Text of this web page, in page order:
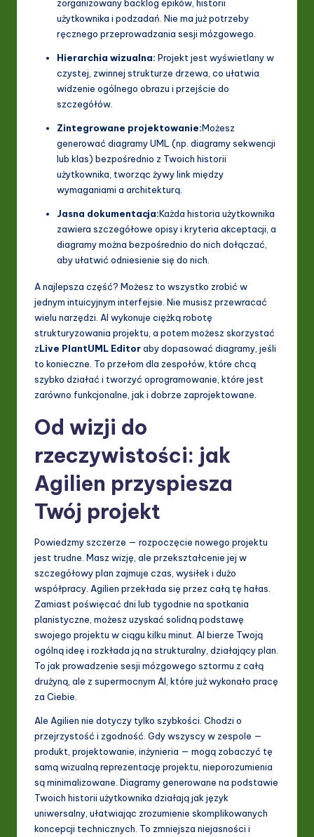
zorganizowany backlog epików, historii
użytkownika i podzadań. Nie ma już potrzeby
ręcznego przeprowadzania sesji mózgowego.
Hierarchia wizualna: Projekt jest wyświetlany w
czystej, zwinnej strukturze drzewa, co ułatwia
widzenie ogólnego obrazu i przejście do
szczegółów.
Zintegrowane projektowanie:Możesz
generować diagramy UML (np. diagramy sekwencji
lub klas) bezpośrednio z Twoich historii
użytkownika, tworząc żywy link między
wymaganiami a architekturą.
Jasna dokumentacja:Każda historia użytkownika
zawiera szczegółowe opisy i kryteria akceptacji, a
diagramy można bezpośrednio do nich dołączać,
aby ułatwić odniesienie się do nich.
A najlepsza część? Możesz to wszystko zrobić w
jednym intuicyjnym interfejsie. Nie musisz przewracać
wielu narzędzi. AI wykonuje ciężką robotę
strukturyzowania projektu, a potem możesz skorzystać
zLive PlantUML Editoraby dopasować diagramy, jeśli
to konieczne. To przełom dla zespołów, które chcą
szybko działać i tworzyć oprogramowanie, które jest
zarówno funkcjonalne, jak i dobrze zaprojektowane.
Od wizji do
rzeczywistości: jak
Agilien przyspiesza
Twój projekt
Powiedzmy szczerze — rozpoczęcie nowego projektu
jest trudne. Masz wizję, ale przekształcenie jej w
szczegółowy plan zajmuje czas, wysiłek i dużo
współpracy. Agilien przekłada się przez całą tę hałas.
Zamiast poświęcać dni lub tygodnie na spotkania
planistyczne, możesz uzyskać solidną podstawę
swojego projektu w ciągu kilku minut. AI bierze Twoją
ogólną ideę i rozkłada ją na strukturalny, działający plan.
To jak prowadzenie sesji mózgowego sztormu z całą
drużyną, ale z supermocnym AI, które już wykonało pracę
za Ciebie.
Ale Agilien nie dotyczy tylko szybkości. Chodzi o
przejrzystość i zgodność. Gdy wszyscy w zespole —
produkt, projektowanie, inżynieria — mogą zobaczyć tę
samą wizualną reprezentację projektu, nieporozumienia
są minimalizowane. Diagramy generowane na podstawie
Twoich historii użytkownika działają jak język
uniwersalny, ułatwiając zrozumienie skomplikowanych
koncepcji technicznych. To zmniejsza niejasności i